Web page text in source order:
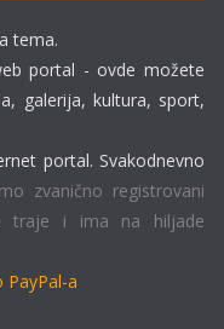
tema.
portal - ovde možete
galerija, kultura, sport,
portal. Svakodnevno
zvanično registrovani
traje i ima na hiljade
PayPal-a